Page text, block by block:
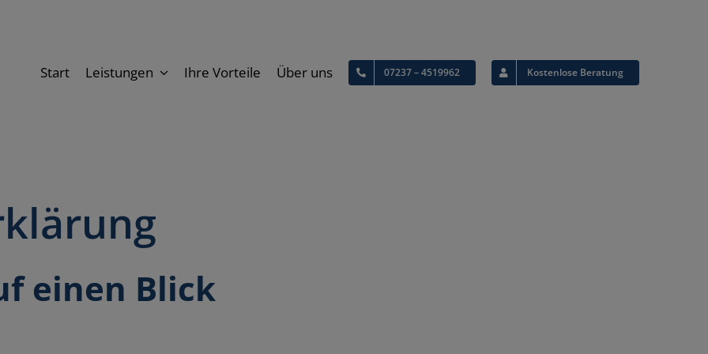
Start Leistungen Ihre Vorteile Über uns 07237 – 4519962 Kostenlose Beratung
einen Blick